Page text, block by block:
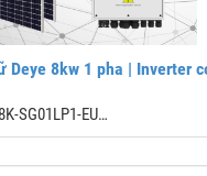
Deye 8kw 1 pha | Inverter
SG01LP1-EU